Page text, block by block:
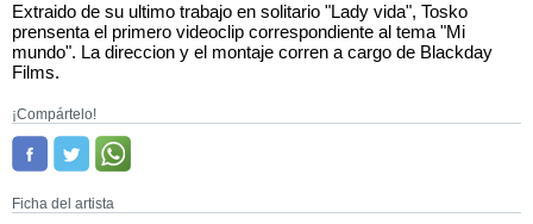
Extraido de su ultimo trabajo en solitario "Lady vida", Tosko
prensenta el primero videoclip correspondiente al tema "Mi
mundo". La direccion y el montaje corren a cargo de Blackday
Films.
¡Compártelo!
Ficha del artista